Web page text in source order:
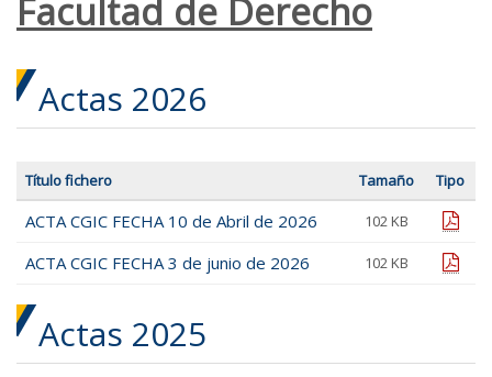
Facultad de Derecho
Actas 2026
Título fichero Tamaño Tipo
ACTA CGIC FECHA 10 de Abril de 2026 102 KB pdf
ACTA CGIC FECHA 3 de junio de 2026 102 KB pdf
Actas 2025